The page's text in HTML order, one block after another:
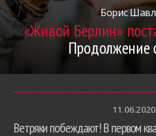
Борис
«Живой Берлин»
Продолжение
11.06.2020
Ветряки побеждают! В первом